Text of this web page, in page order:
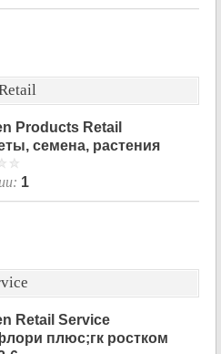
Products Retail
семена, растения
1
Retail Service
плюс;гк ростком